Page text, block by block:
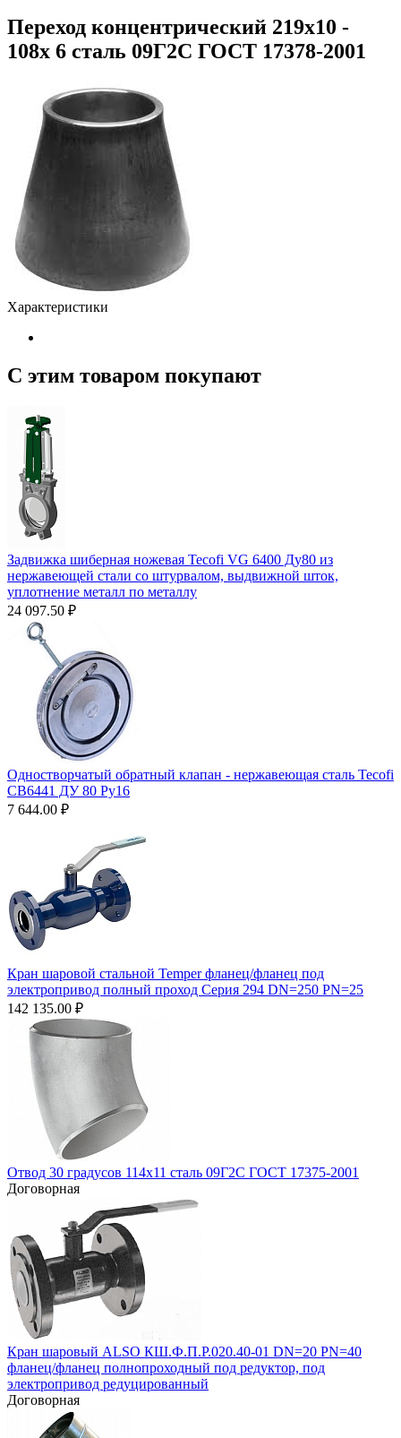
Переход концентрический 219х10 -
108х 6 сталь 09Г2С ГОСТ 17378-2001
Характеристики
С этим товаром покупают
Задвижка шиберная ножевая Tecofi VG 6400 Ду80 из
нержавеющей стали со штурвалом, выдвижной шток,
уплотнение металл по металлу
24 097.50 ₽
Одностворчатый обратный клапан - нержавеющая сталь Tecofi
CB6441 ДУ 80 Ру16
7 644.00 ₽
Кран шаровой стальной Temper фланец/фланец под
электропривод полный проход Серия 294 DN=250 PN=25
142 135.00 ₽
Отвод 30 градусов 114х11 сталь 09Г2С ГОСТ 17375-2001
Договорная
Кран шаровый ALSO КШ.Ф.П.Р.020.40-01 DN=20 PN=40
фланец/фланец полнопроходный под редуктор, под
электропривод редуцированный
Договорная